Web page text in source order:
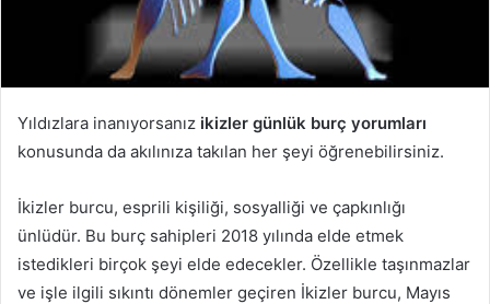
Yıldızlara inanıyorsanız ikizler günlük burç yorumları
konusunda da akılınıza takılan her şeyi öğrenebilirsiniz.
İkizler burcu, esprili kişiliği, sosyalliği ve çapkınlığı
ünlüdür. Bu burç sahipleri 2018 yılında elde etmek
istedikleri birçok şeyi elde edecekler. Özellikle taşınmazlar
ve işle ilgili sıkıntı dönemler geçiren İkizler burcu, Mayıs